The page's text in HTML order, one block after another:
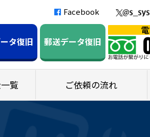
Facebook
タ復旧 郵送データ復旧
覧 ご依頼の流れ